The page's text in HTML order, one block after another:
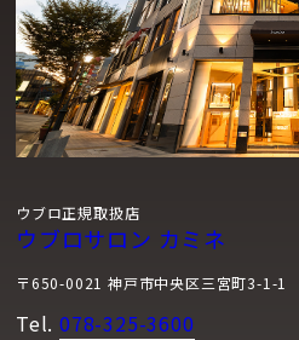
ウブロ正規取扱店
ウブロサロン カミネ
〒650-0021 神戸市中央区三宮町3-1-1
Tel. 078-325-3600